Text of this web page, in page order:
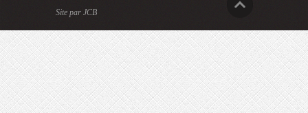
Site par JCB